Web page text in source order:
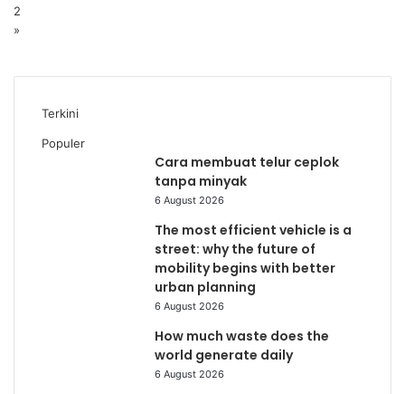
2
»
Terkini
Populer
Cara membuat telur ceplok
tanpa minyak
6 August 2026
The most efficient vehicle is a
street: why the future of
mobility begins with better
urban planning
6 August 2026
How much waste does the
world generate daily
6 August 2026